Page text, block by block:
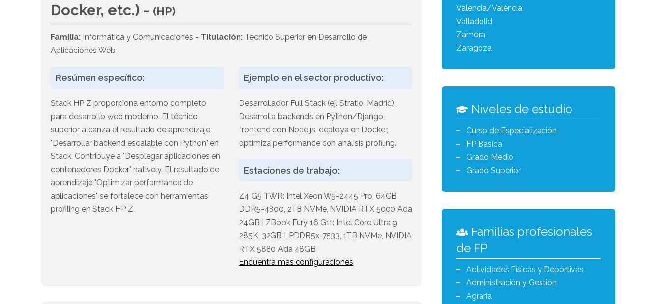
Docker, etc.) - (HP)
Familia: Informática y Comunicaciones - Titulación: Técnico Superior en Desarrollo de
Aplicaciones Web
Resúmen específico:
Stack HP Z proporciona entorno completo
para desarrollo web moderno. El técnico
superior alcanza el resultado de aprendizaje
"Desarrollar backend escalable con Python" en
Stack. Contribuye a "Desplegar aplicaciones en
contenedores Docker" natively. El resultado de
aprendizaje "Optimizar performance de
aplicaciones" se fortalece con herramientas
profiling en Stack HP Z.
Ejemplo en el sector productivo:
Desarrollador Full Stack (ej. Stratio, Madrid).
Desarrolla backends en Python/Django,
frontend con Node.js, deploya en Docker,
optimiza performance con análisis profiling.
Estaciones de trabajo:
Z4 G5 TWR: Intel Xeon W5-2445 Pro, 64GB
DDR5-4800, 2TB NVMe, NVIDIA RTX 5000 Ada
24GB | ZBook Fury 16 G11: Intel Core Ultra 9
285K, 32GB LPDDR5x-7533, 1TB NVMe, NVIDIA
RTX 5880 Ada 48GB
Encuentra más configuraciones
Valencia/València
Valladolid
Zamora
Zaragoza
Niveles de estudio
Curso de Especialización
FP Básica
Grado Medio
Grado Superior
Familias profesionales
de FP
Actividades Físicas y Deportivas
Administración y Gestión
Agraria